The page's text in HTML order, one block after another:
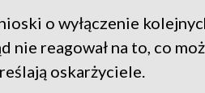
o wyłączenie
nie reagował na to, co
oskarżyciele.